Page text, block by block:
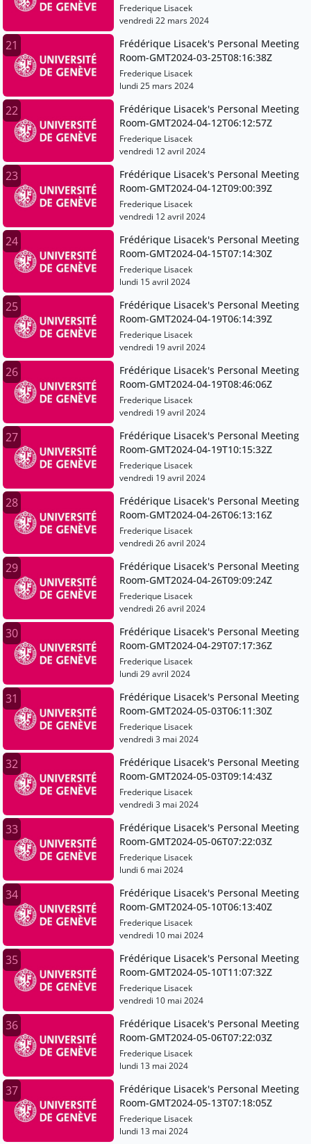
Frederique Lisacek
vendredi 22 mars 2024
21
Frédérique Lisacek's Personal Meeting
Room-GMT2024-03-25T08:16:38Z
Frederique Lisacek
lundi 25 mars 2024
22
Frédérique Lisacek's Personal Meeting
Room-GMT2024-04-12T06:12:57Z
Frederique Lisacek
vendredi 12 avril 2024
23
Frédérique Lisacek's Personal Meeting
Room-GMT2024-04-12T09:00:39Z
Frederique Lisacek
vendredi 12 avril 2024
24
Frédérique Lisacek's Personal Meeting
Room-GMT2024-04-15T07:14:30Z
Frederique Lisacek
lundi 15 avril 2024
25
Frédérique Lisacek's Personal Meeting
Room-GMT2024-04-19T06:14:39Z
Frederique Lisacek
vendredi 19 avril 2024
26
Frédérique Lisacek's Personal Meeting
Room-GMT2024-04-19T08:46:06Z
Frederique Lisacek
vendredi 19 avril 2024
27
Frédérique Lisacek's Personal Meeting
Room-GMT2024-04-19T10:15:32Z
Frederique Lisacek
vendredi 19 avril 2024
28
Frédérique Lisacek's Personal Meeting
Room-GMT2024-04-26T06:13:16Z
Frederique Lisacek
vendredi 26 avril 2024
29
Frédérique Lisacek's Personal Meeting
Room-GMT2024-04-26T09:09:24Z
Frederique Lisacek
vendredi 26 avril 2024
30
Frédérique Lisacek's Personal Meeting
Room-GMT2024-04-29T07:17:36Z
Frederique Lisacek
lundi 29 avril 2024
31
Frédérique Lisacek's Personal Meeting
Room-GMT2024-05-03T06:11:30Z
Frederique Lisacek
vendredi 3 mai 2024
32
Frédérique Lisacek's Personal Meeting
Room-GMT2024-05-03T09:14:43Z
Frederique Lisacek
vendredi 3 mai 2024
33
Frédérique Lisacek's Personal Meeting
Room-GMT2024-05-06T07:22:03Z
Frederique Lisacek
lundi 6 mai 2024
34
Frédérique Lisacek's Personal Meeting
Room-GMT2024-05-10T06:13:40Z
Frederique Lisacek
vendredi 10 mai 2024
35
Frédérique Lisacek's Personal Meeting
Room-GMT2024-05-10T11:07:32Z
Frederique Lisacek
vendredi 10 mai 2024
36
Frédérique Lisacek's Personal Meeting
Room-GMT2024-05-06T07:22:03Z
Frederique Lisacek
lundi 13 mai 2024
37
Frédérique Lisacek's Personal Meeting
Room-GMT2024-05-13T07:18:05Z
Frederique Lisacek
lundi 13 mai 2024